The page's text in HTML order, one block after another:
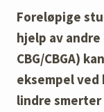
Foreløpige
hjelp av andre
CBG/CBGA)
eksempel
lindre